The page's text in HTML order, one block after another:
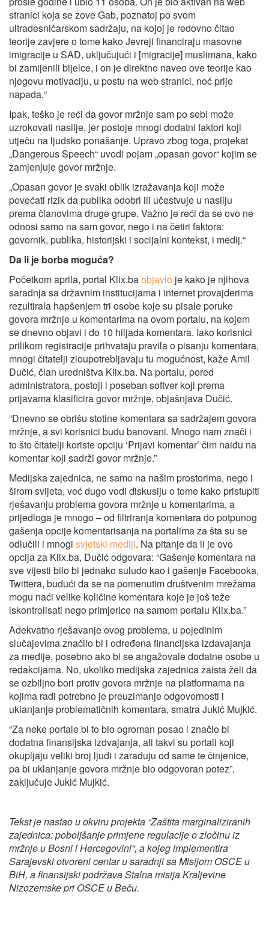
stranici koja se zove Gab, poznatoj po svom
ultradesničarskom sadržaju, na kojoj je redovno čitao
teorije zavjere o tome kako Jevreji financiraju masovne
imigracije u SAD, uključujući i [migracije] muslimana, kako
bi zamijenili bijelce, i on je direktno naveo ove teorije kao
njegovu motivaciju, u postu na web stranici, noć prije
napada.“
Ipak, teško je reći da govor mržnje sam po sebi može
uzrokovati nasilje, jer postoje mnogi dodatni faktori koji
utječu na ljudsko ponašanje. Upravo zbog toga, projekat
„Dangerous Speech“ uvodi pojam „opasan govor“ kojim se
zamjenjuje govor mržnje.
„Opasan govor je svaki oblik izražavanja koji može
povećati rizik da publika odobri ili učestvuje u nasilju
prema članovima druge grupe. Važno je reći da se ovo ne
odnosi samo na sam govor, nego i na četiri faktora:
govornik, publika, historijski i socijalni kontekst, i medij.“
Da li je borba moguća?
Početkom aprila, portal Klix.baobjavio je kako je njihova
saradnja sa državnim institucijama i internet provajderima
rezultirala hapšenjem tri osobe koje su pisale poruke
govora mržnje u komentarima na ovom portalu, na kojem
se dnevno objavi i do 10 hiljada komentara. Iako korisnici
prilikom registracije prihvataju pravila o pisanju komentara,
mnogi čitatelji zloupotrebljavaju tu mogućnost, kaže Amil
Dučić, član uredništva Klix.ba. Na portalu, pored
administratora, postoji i poseban softver koji prema
prijavama klasificira govor mržnje, objašnjava Dučić.
“Dnevno se obrišu stotine komentara sa sadržajem govora
mržnje, a svi korisnici budu banovani. Mnogo nam znači i
to što čitatelji koriste opciju ‘Prijavi komentar’ čim naiđu na
komentar koji sadrži govor mržnje.”
Medijska zajednica, ne samo na našim prostorima, nego i
širom svijeta, već dugo vodi diskusiju o tome kako pristupiti
rješavanju problema govora mržnje u komentarima, a
prijedloga je mnogo – od filtriranja komentara do potpunog
gašenja opcije komentarisanja na portalima za šta su se
odlučili i mnogi svjetski mediji. Na pitanje da li je ovo
opcija za Klix.ba, Dučić odgovara: “Gašenje komentara na
sve vijesti bilo bi jednako suludo kao i gašenje Facebooka,
Twittera, budući da se na pomenutim društvenim mrežama
mogu naći velike količine komentara koje je još teže
iskontrolisati nego primjerice na samom portalu Klix.ba.”
Adekvatno rješavanje ovog problema, u pojedinim
slučajevima značilo bi i određena financijska izdavajanja
za medije, posebno ako bi se angažovale dodatne osobe u
redakcijama. No, ukoliko medijska zajednica zaista želi da
se ozbiljno bori protiv govora mržnje na platformama na
kojima radi potrebno je preuzimanje odgovornosti i
uklanjanje problematičnih komentara, smatra Jukić Mujkić.
“Za neke portale bi to bio ogroman posao i značio bi
dodatna finansijska izdvajanja, ali takvi su portali koji
okupljaju veliki broj ljudi i zarađuju od same te činjenice,
pa bi uklanjanje govora mržnje bio odgovoran potez”,
zaključuje Jukić Mujkić.
Tekst je nastao u okviru projekta “Zaštita marginaliziranih
zajednica: poboljšanje primjene regulacije o zločinu iz
mržnje u Bosni i Hercegovini“, a kojeg implementira
Sarajevski otvoreni centar u saradnji sa Misijom OSCE u
BiH, a finansijski podržava Stalna misija Kraljevine
Nizozemske pri OSCE u Beču.